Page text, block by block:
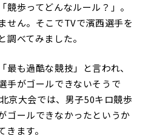
歩ってどんなルール？」。
せん。そこでTVで濱西選手を
べてみました。
も過酷な競技」と言われ、
手がゴールできないそうで
京大会では、男子50キロ競歩
ゴールできなかったというか
ます。